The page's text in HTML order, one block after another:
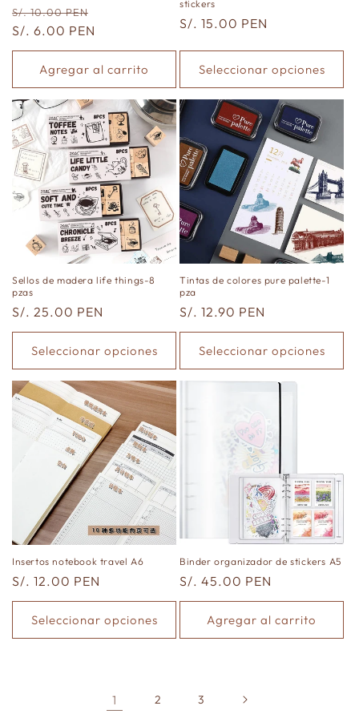
Precio
habitual
S/. 10.00 PEN
oferta
S/. 6.00 PEN
Agregar al carrito
stickers
Precio
S/. 15.00 PEN
Seleccionar opciones
Sellos de madera life things-8
pzas
Precio
habitual
S/. 25.00 PEN
Seleccionar opciones
Tintas de colores pure palette-1
pza
Precio
habitual
S/. 12.90 PEN
Seleccionar opciones
Insertos notebook travel A6
Precio
habitual
S/. 12.00 PEN
Seleccionar opciones
Binder organizador de stickers A5
Precio
habitual
S/. 45.00 PEN
Agregar al carrito
1 2 3